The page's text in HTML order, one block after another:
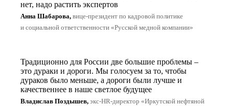
нет, надо растить экспертов
Анна Шабарова, вице-президент по кадровой политике
и социальной ответственности «Русской медной компании»
Традиционно для России две большие проблемы –
это дураки и дороги. Мы голосуем за то, чтобы
дураков было меньше, а дороги были лучше и
качественнее в наше светлое будущее
Владислав Поздышев, экс-HR-директор «Иркутской нефтяной